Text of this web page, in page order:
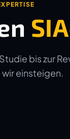
bis zur
einsteigen.